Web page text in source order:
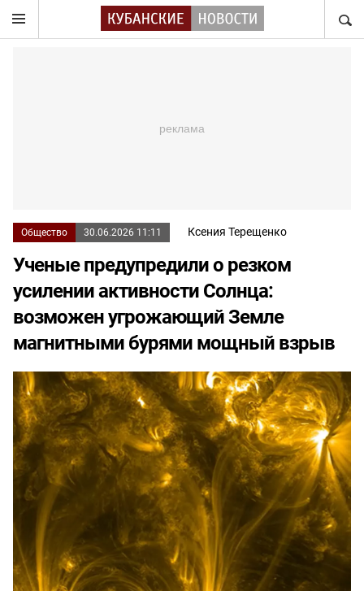
Общество 30.06.2026 11:11 Ксения Терещенко
Ученые предупредили о резком
усилении активности Солнца:
возможен угрожающий Земле
магнитными бурями мощный взрыв